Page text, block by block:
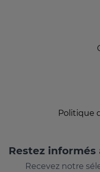
Politique
Restez
Recevez notre